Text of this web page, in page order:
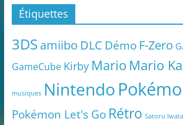
Étiquettes
3DS amiibo DLC Démo F-Zero
GameCube Kirby Mario Mario
musiques Nintendo
Pokémon Let's Go Rétro Satoru Iwata